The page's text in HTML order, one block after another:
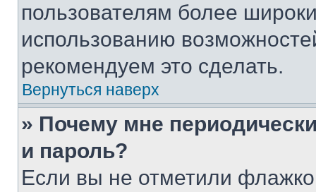
пользователям более
использованию
рекомендуем это сделать.
Вернуться наверх
» Почему мне
и пароль?
Если вы не отметили